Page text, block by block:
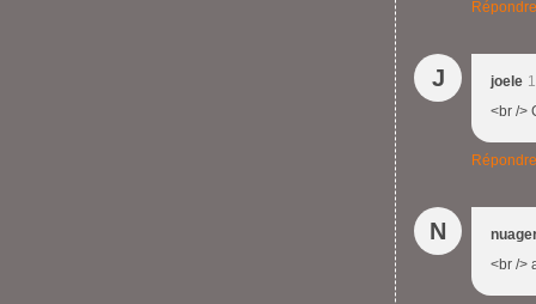
Répondre
J joele
<br />
Répondre
N
<br />